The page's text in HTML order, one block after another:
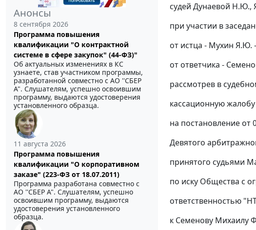
Анонсы
8 сентября 2026
Программа повышения
квалификации "О контрактной
системе в сфере закупок" (44-ФЗ)"
Об актуальных изменениях в КС
узнаете, став участником программы,
разработанной совместно с АО ''СБЕР
А". Слушателям, успешно освоившим
программу, выдаются удостоверения
установленного образца.
11 августа 2026
Программа повышения
квалификации "О корпоративном
заказе" (223-ФЗ от 18.07.2011)
Программа разработана совместно с
АО ''СБЕР А". Слушателям, успешно
освоившим программу, выдаются
удостоверения установленного
образца.
судей Дунаевой Н.Ю.,
при участии в
от истца - Мухин Я.Ю.
от ответчика -
рассмотрев в
кассационную
на постановление от
Девятого
принятого судьями
по иску Общества с
ответственностью
к Семенову Михаилу